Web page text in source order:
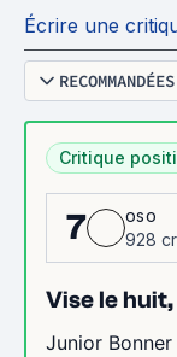
Écrire une
RECOMMANDÉES
Critique
7
oso
928
Vise le
Junior